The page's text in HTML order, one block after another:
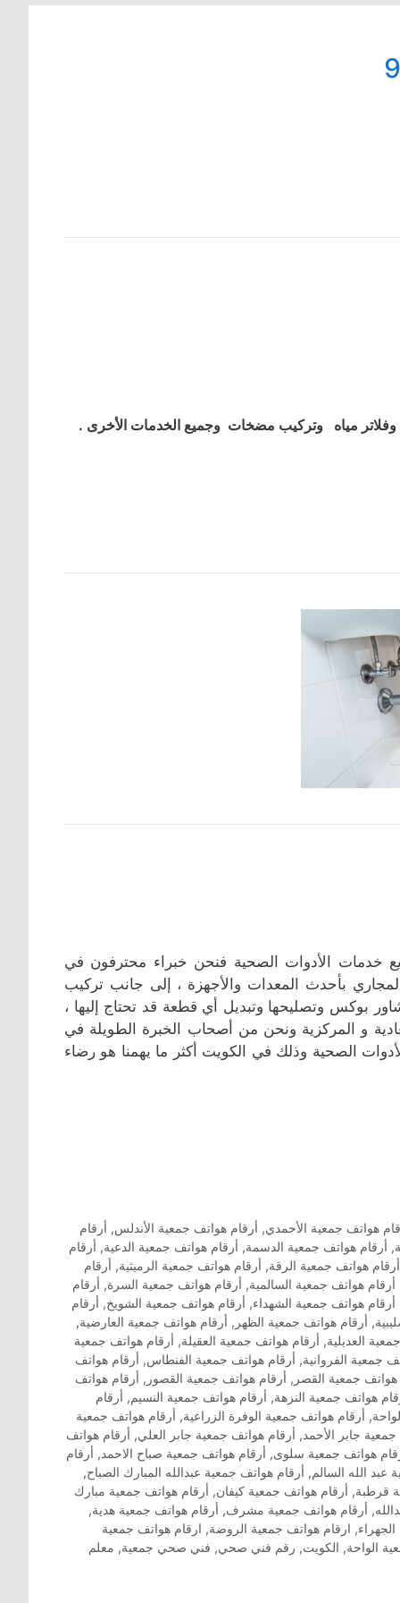
مياه وتركيب مضخات وجميع الخدمات الأخرى .
خدمات الأدوات الصحية فنحن خبراء محترفون في
بأحدث المعدات والأجهزة ، إلى جانب تركيب
بوكس وتصليحها وتبديل أي قطعة قد تحتاج إليها ،
و المركزية ونحن من أصحاب الخبرة الطويلة في
الصحية وذلك في الكويت أكثر ما يهمنا هو رضاء
هواتف جمعية الأحمدي, أرقام هواتف جمعية الأندلس, أرقام
, أرقام هواتف جمعية الدسمة, أرقام هواتف جمعية الدعية, أرقام
أرقام هواتف جمعية الرقة, أرقام هواتف جمعية الرميثية, أرقام
أرقام هواتف جمعية السالمية, أرقام هواتف جمعية السرة, أرقام
أرقام هواتف جمعية الشهداء, أرقام هواتف جمعية الشويخ, أرقام
, أرقام هواتف جمعية الظهر , أرقام هواتف جمعية العارضية,
العديلية, أرقام هواتف جمعية العقيلة, أرقام هواتف جمعية
جمعية الفروانية, أرقام هواتف جمعية الفنطاس, أرقام هواتف
هواتف جمعية القصر , أرقام هواتف جمعية القصور , أرقام هواتف
هواتف جمعية النزهة, أرقام هواتف جمعية النسيم, أرقام
, أرقام هواتف جمعية الوفرة الزراعية, أرقام هواتف جمعية
جابر الأحمد, أرقام هواتف جمعية جابر العلي, أرقام هواتف
هواتف جمعية سلوى, أرقام هواتف جمعية صباح الاحمد, أرقام
عبد الله السالم, أرقام هواتف جمعية عبدالله المبارك الصباح,
قرطبة, أرقام هواتف جمعية كيفان, أرقام هواتف جمعية مبارك
, أرقام هواتف جمعية مشرف, أرقام هواتف جمعية هدية,
, ارقام هواتف جمعية الروضة, ارقام هواتف جمعية
الواحة, الكويت, رقم فني صحي, فني صحي جمعية, معلم